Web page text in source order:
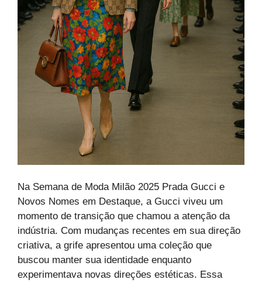
Na Semana de Moda Milão 2025 Prada Gucci e
Novos Nomes em Destaque, a Gucci viveu um
momento de transição que chamou a atenção da
indústria. Com mudanças recentes em sua direção
criativa, a grife apresentou uma coleção que
buscou manter sua identidade enquanto
experimentava novas direções estéticas. Essa